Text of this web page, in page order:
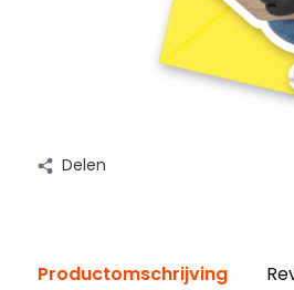
Delen
Productomschrijving